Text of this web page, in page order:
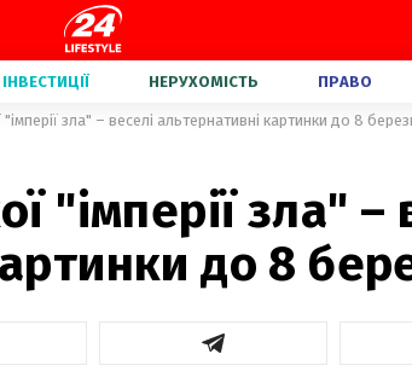
ІНВЕСТИЦІЇ НЕРУХОМІСТЬ ПРАВО
зла" – веселі альтернативні картинки до 8
"імперії зла" –
до 8